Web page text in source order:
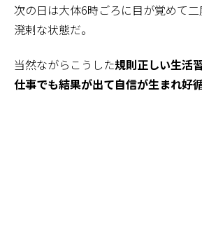
次の日は大体6時ごろに目が覚めて
溌剌な状態だ。
当然ながらこうした規則正しい生活
仕事でも結果が出て自信が生まれ好